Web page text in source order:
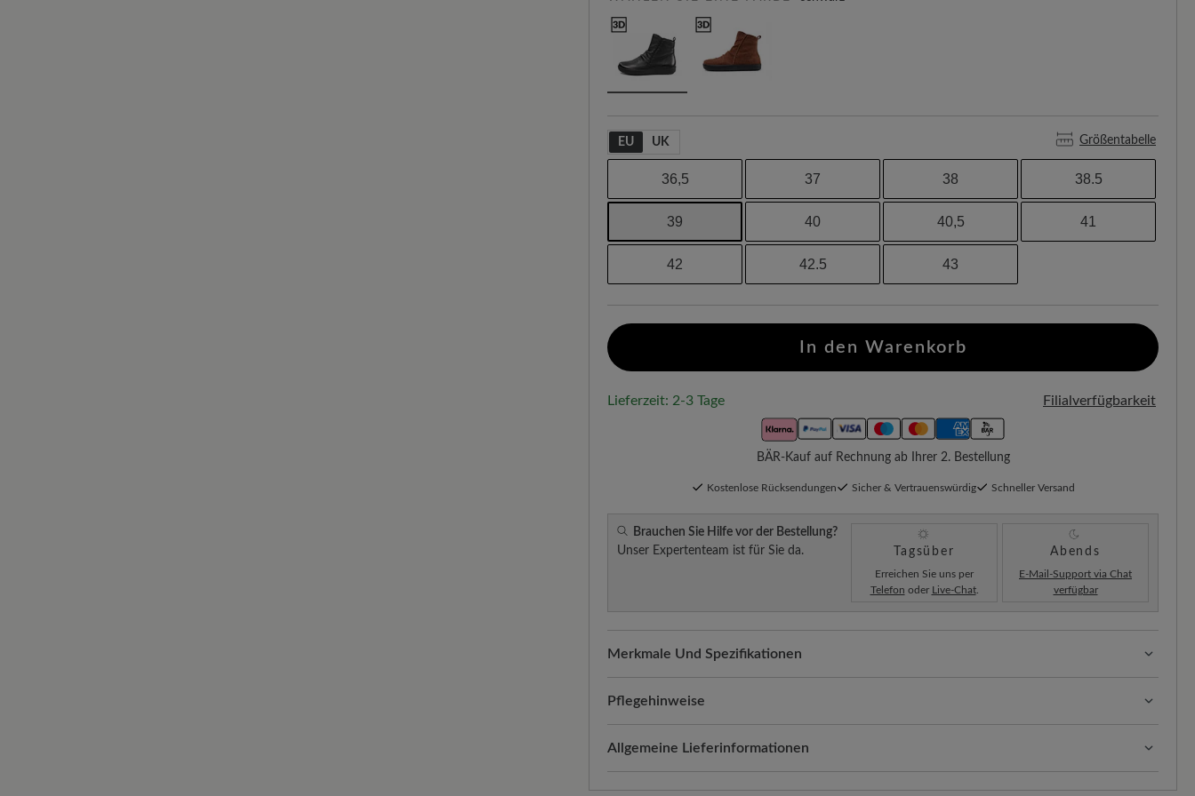
EU UK Größentabelle
36,5 37 38 38.5
39 40 40,5 41
42 42.5 43
In den Warenkorb
Lieferzeit: 2-3 Tage Filialverfügbarkeit
BÄR-Kauf auf Rechnung ab Ihrer 2. Bestellung
Kostenlose Rücksendungen Sicher & Vertrauenswürdig Schneller Versand
Brauchen Sie Hilfe vor der Bestellung?
Unser Expertenteam ist für Sie da.
Tagsüber
Erreichen Sie uns per
Telefon oder Live-Chat.
Abends
E-Mail-Support via Chat
verfügbar
Merkmale Und Spezifikationen
Freeyourfeet!Die perfekte Passform mit 100% Zehenfreiheit. Natürlich geformte
Schuhe, handgefertigt hergestellt.
Oberfläche sorgt für eine zeitlose, elegante Optik und hohen Tragekomfort.
Passform:Comfort - Weite Passform (H) - Für normale bis kräftige Füße
Pflegehinweise
geschützt und strahlend. So geht´s:
Entfernen Sie zunächst Staub und oberflächlichen Schmutz. Tragen Sie dann den
Allgemeine Lieferinformationen